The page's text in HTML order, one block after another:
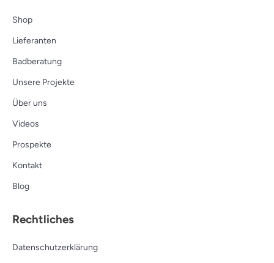
Shop
Lieferanten
Badberatung
Unsere Projekte
Über uns
Videos
Prospekte
Kontakt
Blog
Rechtliches
Datenschutzerklärung